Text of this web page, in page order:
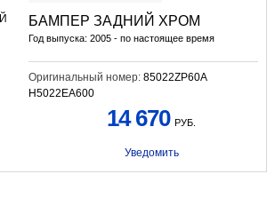
БАМПЕР ЗАДНИЙ ХРОМ
Год выпуска: 2005 - по настоящее время
Оригинальный номер: 85022ZP60A
H5022EA600
14 670 РУБ.
Уведомить